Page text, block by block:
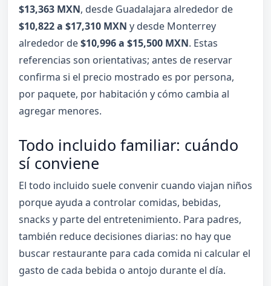
$13,363 MXN, desde Guadalajara alrededor de
$10,822 a $17,310 MXN y desde Monterrey
alrededor de$10,996 a $15,500 MXN. Estas
referencias son orientativas; antes de reservar
confirma si el precio mostrado es por persona,
por paquete, por habitación y cómo cambia al
agregar menores.
Todo incluido familiar: cuándo
sí conviene
El todo incluido suele convenir cuando viajan niños
porque ayuda a controlar comidas, bebidas,
snacks y parte del entretenimiento. Para padres,
también reduce decisiones diarias: no hay que
buscar restaurante para cada comida ni calcular el
gasto de cada bebida o antojo durante el día.